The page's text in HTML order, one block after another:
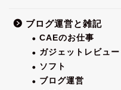
ブログ運営と雑記
CAEのお仕事
ガジェットレビュー
ソフト
ブログ運営